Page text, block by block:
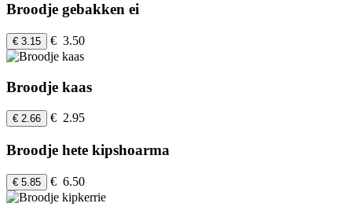
Broodje gebakken ei
€ 3.15 € 3.50
Broodje kaas
€ 2.66 € 2.95
Broodje hete kipshoarma
€ 5.85 € 6.50